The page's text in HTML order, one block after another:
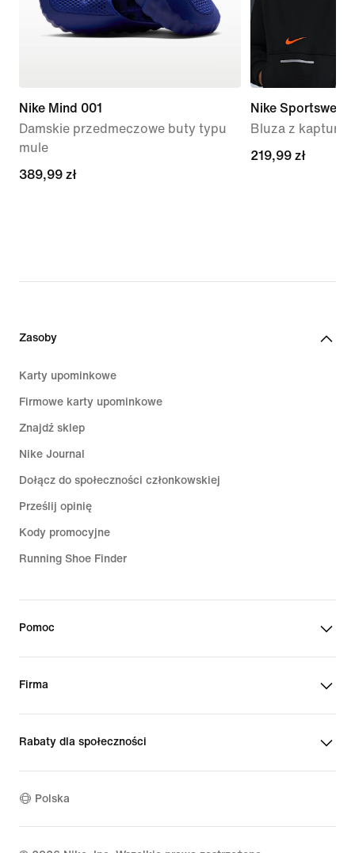
Nike Mind 001
Damskie przedmeczowe buty typu
mule
389,99 zł
389,99 zł
Nike Sportswear
Bluza z
219,99 zł
219,99 zł
Zasoby
Karty upominkowe
Firmowe karty upominkowe
Znajdź sklep
Nike Journal
Dołącz do społeczności członkowskiej
Prześlij opinię
Kody promocyjne
Running Shoe Finder
Pomoc
Firma
Rabaty dla społeczności
Polska